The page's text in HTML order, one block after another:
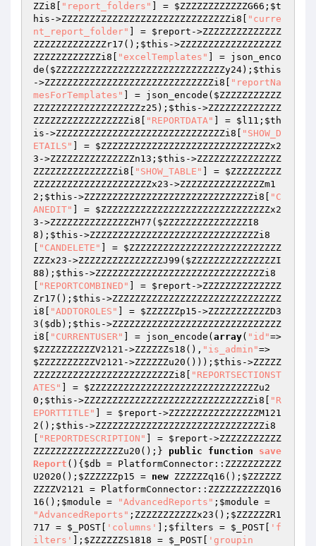
ZZi8[
"report_folders" ] = $ZZZZZZZZZZZZG66 ; $t
his ->ZZZZZZZZZZZZZZZZZZZZZZZZZZZZZZi8[
"curre
nt_report_folder"
] = $report ->ZZZZZZZZZZZZZZ
ZZZZZZZZZZZZZr17(); $this ->ZZZZZZZZZZZZZZZZZZ
ZZZZZZZZZZZZi8[
"excelTemplates"
] = json_enco
de( $ZZZZZZZZZZZZZZZZZZZZZZZZZZZZZZy24); $this
->ZZZZZZZZZZZZZZZZZZZZZZZZZZZZZZi8[
"reportNa
mesForTemplates"
] = json_encode( $ZZZZZZZZZZZ
ZZZZZZZZZZZZZZZZZZZz25 ); $this ->ZZZZZZZZZZZZZ
ZZZZZZZZZZZZZZZZZi8[
"REPORTDATA" ] = $l11 ; $th
is ->ZZZZZZZZZZZZZZZZZZZZZZZZZZZZZZi8[
"SHOW_D
ETAILS"
] = $ZZZZZZZZZZZZZZZZZZZZZZZZZZZZZZx2
3 ->ZZZZZZZZZZZZZZZn13; $this ->ZZZZZZZZZZZZZZZ
ZZZZZZZZZZZZZZZi8[
"SHOW_TABLE" ] = $ZZZZZZZZZ
ZZZZZZZZZZZZZZZZZZZZZx23 ->ZZZZZZZZZZZZZZZm1
2; $this ->ZZZZZZZZZZZZZZZZZZZZZZZZZZZZZZi8[
"C
ANEDIT"
] = $ZZZZZZZZZZZZZZZZZZZZZZZZZZZZZZx2
3 ->ZZZZZZZZZZZZZZZH77( $ZZZZZZZZZZZZZZZI8
8 ); $this ->ZZZZZZZZZZZZZZZZZZZZZZZZZZZZZZi8
"CANDELETE" ] = $ZZZZZZZZZZZZZZZZZZZZZZZZZZZ
ZZZx23 ->ZZZZZZZZZZZZZZZJ99( $ZZZZZZZZZZZZZZZI
88 ); $this ->ZZZZZZZZZZZZZZZZZZZZZZZZZZZZZZi8
"REPORTCOMBINED" ] = $report ->ZZZZZZZZZZZZZZ
Zr17(); $this ->ZZZZZZZZZZZZZZZZZZZZZZZZZZZZZZ
i8[
"ADDTOROLES" ] = $ZZZZZZp15 ->ZZZZZZZZZZZD3
3( $db ); $this ->ZZZZZZZZZZZZZZZZZZZZZZZZZZZZZZ
i8[
"CURRENTUSER" ] = json_encode( array( "id"=>
$ZZZZZZZZZZV2121 ->ZZZZZZs18(), "is_admin"
$ZZZZZZZZZZV2121 ->ZZZZZZu20())); $this ->ZZZZZ
ZZZZZZZZZZZZZZZZZZZZZZZZZi8[
"REPORTSECTIONST
ATES"
] = $ZZZZZZZZZZZZZZZZZZZZZZZZZZZZZZu2
0 ; $this ->ZZZZZZZZZZZZZZZZZZZZZZZZZZZZZZi8[
"R
EPORTTITLE"
] = $report ->ZZZZZZZZZZZZZZZZM121
2(); $this ->ZZZZZZZZZZZZZZZZZZZZZZZZZZZZZZi8
"REPORTDESCRIPTION" ] = $report ->ZZZZZZZZZZZ
ZZZZZZZZZZZZZZZZu20();} public function
save
Report () { $db = PlatformConnector::ZZZZZZZZZZ
U2020(); $ZZZZZZp15 = new ZZZZZZq16(); $ZZZZZZ
ZZZZV2121 = PlatformConnector::ZZZZZZZZZZQ16
16(); $module = "AdvancedReports" ; $module
"AdvancedReports" ;ZZZZZZZZZZZx23(); $ZZZZZZR1
717 = $_POST 'columns' ]; $filters = $_POST
'f
ilters'
]; $ZZZZZZS1818 = $_POST
'groupin